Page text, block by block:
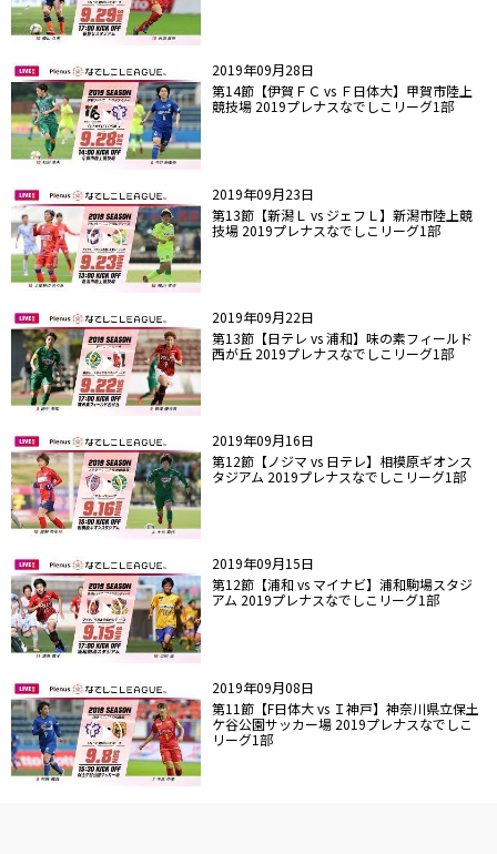
2019年09月28日
第14節【伊賀ＦＣ vs Ｆ日体大】甲賀市陸上
競技場 2019プレナスなでしこリーグ1部
2019年09月23日
第13節【新潟Ｌ vs ジェフＬ】新潟市陸上競
技場 2019プレナスなでしこリーグ1部
2019年09月22日
第13節【日テレ vs 浦和】味の素フィールド
西が丘 2019プレナスなでしこリーグ1部
2019年09月16日
第12節【ノジマ vs 日テレ】相模原ギオンス
タジアム 2019プレナスなでしこリーグ1部
2019年09月15日
第12節【浦和 vs マイナビ】浦和駒場スタジ
アム 2019プレナスなでしこリーグ1部
2019年09月08日
第11節【F日体大 vs Ｉ神戸】神奈川県立保土
ケ谷公園サッカー場 2019プレナスなでしこ
リーグ1部